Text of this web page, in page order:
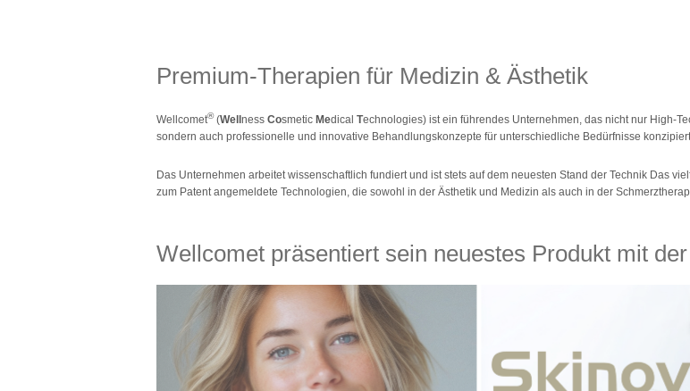
Premium-Therapien für Medizin & Ästhetik
Wellcomet®(Well ness Cosmetic Medical Technologies) ist ein führendes Unternehmen, das nicht nur High-
sondern auch professionelle und innovative Behandlungskonzepte für unterschiedliche Bedürfnisse
Das Unternehmen arbeitet wissenschaftlich fundiert und ist stets auf dem neuesten Stand der Technik Das
zum Patent angemeldete Technologien, die sowohl in der Ästhetik und Medizin als auch in der
Wellcomet präsentiert sein neuestes Produkt mit